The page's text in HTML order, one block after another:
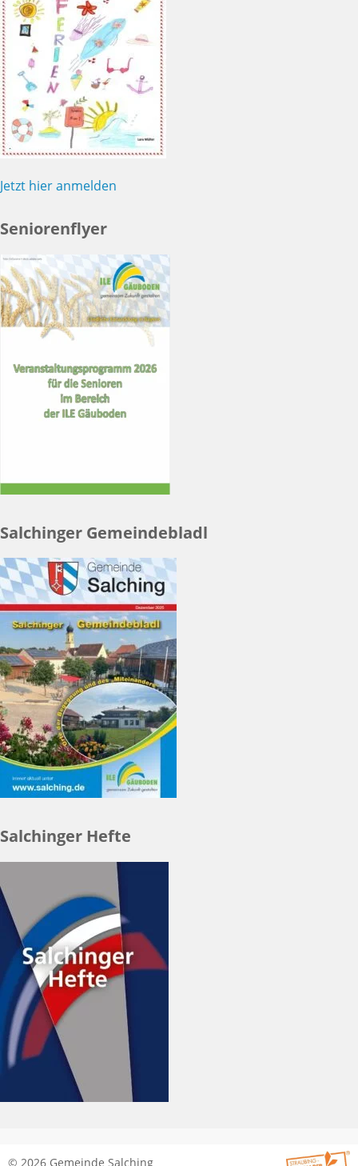
Jetzt hier anmelden
Seniorenflyer
Salchinger Gemeindebladl
Salchinger Hefte
© 2026 Gemeinde Salching